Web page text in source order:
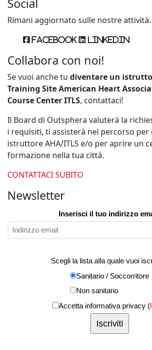
Social
Rimani aggiornato sulle nostre attività.
Facebook Linkedin
Collabora con noi!
Se vuoi anche tu diventare un
Training Site American Heart
Course Center ITLS, contattaci!
Il Board di Outsphera valuterà la
i requisiti, ti assisterà nel percorso per
istruttore AHA/ITLS e/o per aprire un
formazione nella tua città.
CONTATTACI SUBITO
Newsletter
Inserisci il tuo indirizzo
Scegli la lista alla quale vuoi
Sanitario / Soccorritore
Non sanitario
Accetta informativa privacy (